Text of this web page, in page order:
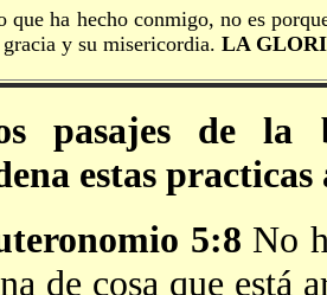
que ha hecho conmigo, no es
y su misericordia. LA
pasajes de la
estas
5:8 No
de cosa que está